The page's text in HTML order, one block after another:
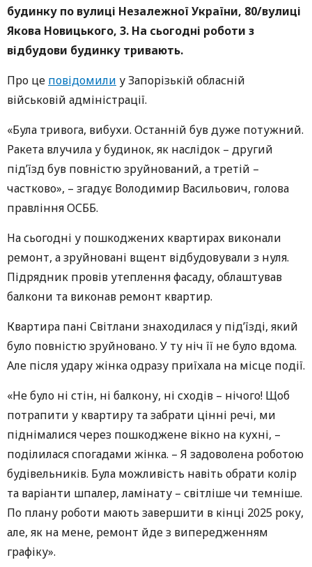
будинку по вулиці Незалежної України, 80/вулиці
Якова Новицького, 3. На сьогодні роботи з
відбудови будинку тривають.
Про це повідомили у Запорізькій обласній
військовій адміністрації.
«Була тривога, вибухи. Останній був дуже потужний.
Ракета влучила у будинок, як наслідок – другий
під’їзд був повністю зруйнований, а третій –
частково», – згадує Володимир Васильович, голова
правління ОСББ.
На сьогодні у пошкоджених квартирах виконали
ремонт, а зруйновані вщент відбудовували з нуля.
Підрядник провів утеплення фасаду, облаштував
балкони та виконав ремонт квартир.
Квартира пані Світлани знаходилася у під’їзді, який
було повністю зруйновано. У ту ніч її не було вдома.
Але після удару жінка одразу приїхала на місце події.
«Не було ні стін, ні балкону, ні сходів – нічого! Щоб
потрапити у квартиру та забрати цінні речі, ми
піднімалися через пошкоджене вікно на кухні, –
поділилася спогадами жінка. – Я задоволена роботою
будівельників. Була можливість навіть обрати колір
та варіанти шпалер, ламінату – світліше чи темніше.
По плану роботи мають завершити в кінці 2025 року,
але, як на мене, ремонт йде з випередженням
графіку».